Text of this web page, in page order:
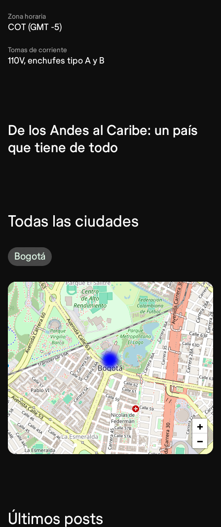
Zona horaria
COT (GMT -5)
Tomas de corriente
110V, enchufes tipo A y B
De los Andes al Caribe: un país
que tiene de todo
Todas las ciudades
Bogotá
+
−
Últimos posts